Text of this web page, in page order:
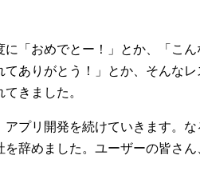
に「おめでとー！」とか、「こ
てありがとう！」とか、そんな
きました。
アプリ開発を続けていきます。
を辞めました。ユーザーの皆さ